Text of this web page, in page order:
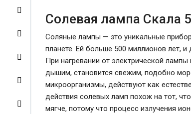
Солевая лампа Скала
Соляные лампы — это уникальные
планете. Ей больше 500 миллионов лет,
При нагревании от электрической
дышим, становится свежим, подобно
микроорганизмы, действуют как
действия солевых ламп похож на тот,
мягче, потому что процесс излучения